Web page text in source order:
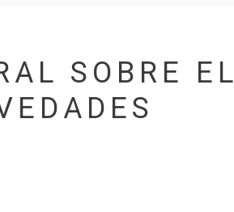
SOBRE EL